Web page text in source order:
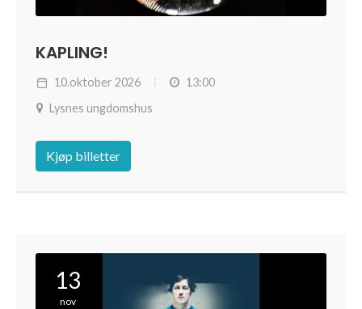
KAPLING!
10.oktober 2026
13:00
Lysnes ungdomshus
Kjøp billetter
13
nov